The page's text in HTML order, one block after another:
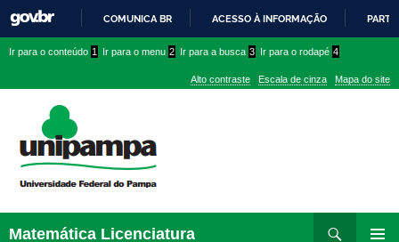
PARA
CONTEÚDO
COMUNICA BR ACESSO À INFORMAÇÃO
conteúdo
menu
superior
menu
Ir para o conteúdo 1 Ir para o menu 2 Ir para a busca 3 Ir para o rodapé 4
Alto contraste Escala de cinza Mapa do site
Matemática Licenciatura